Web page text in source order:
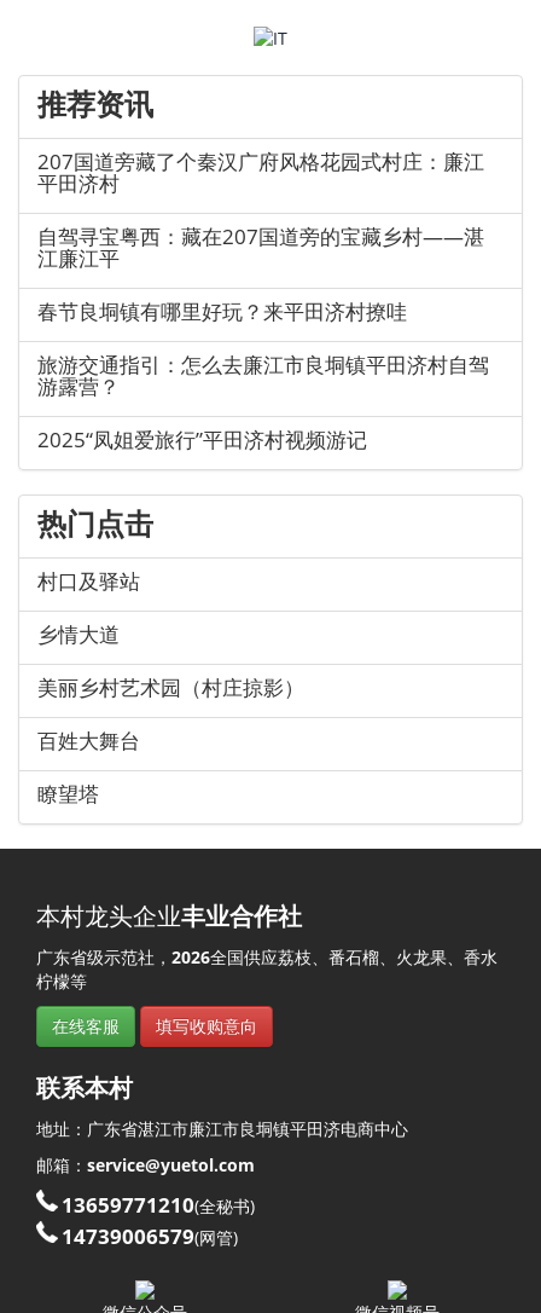
推荐资讯
207国道旁藏了个秦汉广府风格花园式村庄：廉江
平田济村
自驾寻宝粤西：藏在207国道旁的宝藏乡村——湛
江廉江平
春节良垌镇有哪里好玩？来平田济村撩哇
旅游交通指引：怎么去廉江市良垌镇平田济村自驾
游露营？
2025“凤姐爱旅行”平田济村视频游记
热门点击
村口及驿站
乡情大道
美丽乡村艺术园（村庄掠影）
百姓大舞台
瞭望塔
本村龙头企业丰业合作社
广东省级示范社， 2026全国供应荔枝、番石榴、火龙果、香水
柠檬等
在线客服
填写收购意向
联系本村
地址： 广东省湛江市廉江市良垌镇平田济电商中心
邮箱： service@yuetol.com
13659771210(全秘书)
14739006579(网管)